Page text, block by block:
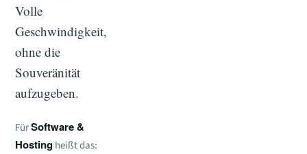
Volle
Geschwindigkeit,
ohne die
Souveränität
aufzugeben.
FürSoftware &
Hostingheißt das: